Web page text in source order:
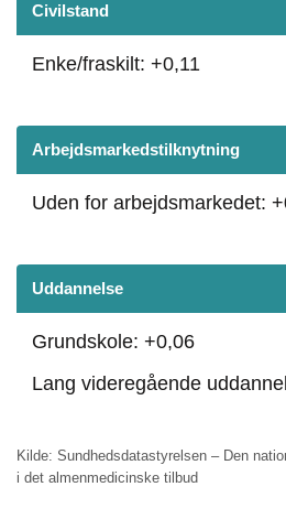
Civilstand
Enke/fraskilt: +0,11
Arbejdsmarkedstilknytning
Uden for arbejdsmarkedet:
Uddannelse
Grundskole: +0,06
Lang videregående
Kilde: Sundhedsdatastyrelsen – Den
i det almenmedicinske tilbud